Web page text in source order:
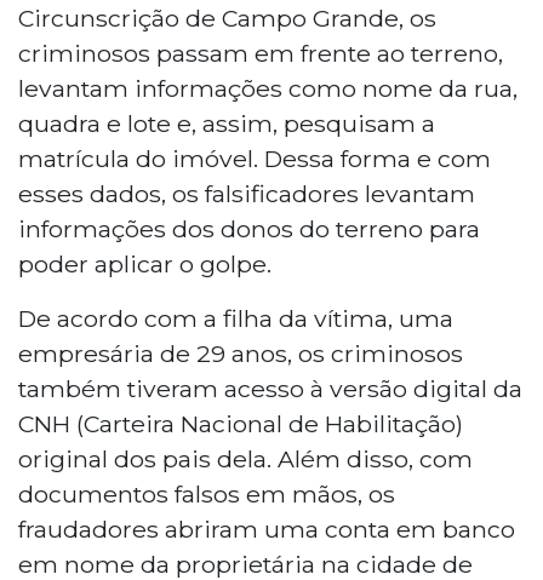
Circunscrição de Campo Grande, os
criminosos passam em frente ao terreno,
levantam informações como nome da rua,
quadra e lote e, assim, pesquisam a
matrícula do imóvel. Dessa forma e com
esses dados, os falsificadores levantam
informações dos donos do terreno para
poder aplicar o golpe.
De acordo com a filha da vítima, uma
empresária de 29 anos, os criminosos
também tiveram acesso à versão digital da
CNH (Carteira Nacional de Habilitação)
original dos pais dela. Além disso, com
documentos falsos em mãos, os
fraudadores abriram uma conta em banco
em nome da proprietária na cidade de